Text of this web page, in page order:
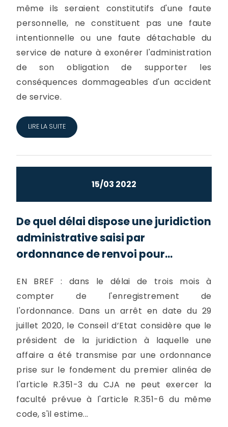
même ils seraient constitutifs d'une faute
personnelle, ne constituent pas une faute
intentionnelle ou une faute détachable du
service de nature à exonérer l'administration
de son obligation de supporter les
conséquences dommageables d'un accident
de service.
LIRE LA SUITE
15/03 2022
De quel délai dispose une juridiction
administrative saisi par
ordonnance de renvoi pour...
EN BREF : dans le délai de trois mois à
compter de l'enregistrement de
l'ordonnance. Dans un arrêt en date du 29
juillet 2020, le Conseil d’Etat considère que le
président de la juridiction à laquelle une
affaire a été transmise par une ordonnance
prise sur le fondement du premier alinéa de
l'article R.351-3 du CJA ne peut exercer la
faculté prévue à l'article R.351-6 du même
code, s'il estime...